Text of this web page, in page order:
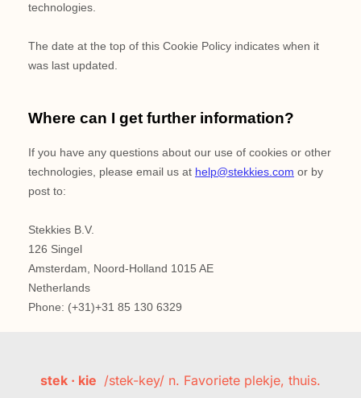
stek · kie /stek-key/ n. Favoriete plekje, thuis.